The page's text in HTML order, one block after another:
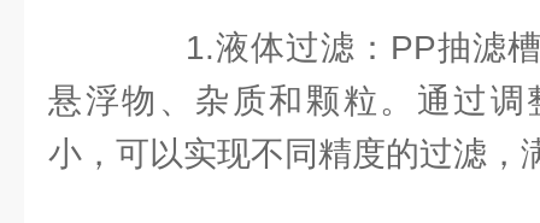
1.液体过滤：PP抽滤槽
悬浮物、杂质和颗粒。通过调
小，可以实现不同精度的过滤，